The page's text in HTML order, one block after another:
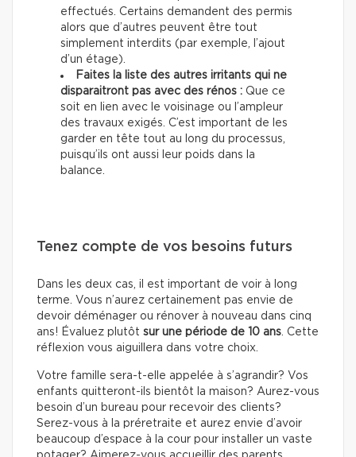
effectués. Certains demandent des permis
alors que d’autres peuvent être tout
simplement interdits (par exemple, l’ajout
d’un étage).
Faites la liste des autres irritants qui ne
disparaitront pas avec des rénos : Que ce
soit en lien avec le voisinage ou l’ampleur
des travaux exigés. C’est important de les
garder en tête tout au long du processus,
puisqu’ils ont aussi leur poids dans la
balance.
Tenez compte de vos besoins futurs
Dans les deux cas, il est important de voir à long
terme. Vous n’aurez certainement pas envie de
devoir déménager ou rénover à nouveau dans cinq
ans! Évaluez plutôt sur une période de 10 ans . Cette
réflexion vous aiguillera dans votre choix.
Votre famille sera-t-elle appelée à s’agrandir? Vos
enfants quitteront-ils bientôt la maison? Aurez-vous
besoin d’un bureau pour recevoir des clients?
Serez-vous à la préretraite et aurez envie d’avoir
beaucoup d’espace à la cour pour installer un vaste